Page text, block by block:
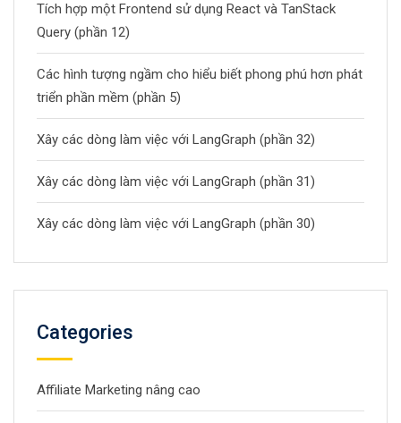
Tích hợp một Frontend sử dụng React và TanStack
Query (phần 12)
Các hình tượng ngầm cho hiểu biết phong phú hơn phát
triển phần mềm (phần 5)
Xây các dòng làm việc với LangGraph (phần 32)
Xây các dòng làm việc với LangGraph (phần 31)
Xây các dòng làm việc với LangGraph (phần 30)
Categories
Affiliate Marketing nâng cao